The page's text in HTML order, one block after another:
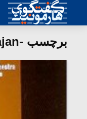
برچسب -karajan